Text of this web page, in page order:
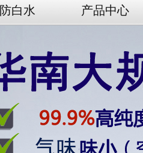
防白水 产品中心